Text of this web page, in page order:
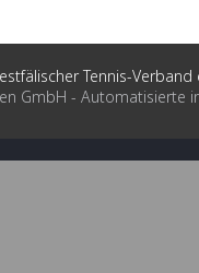
Tennis-Verband
GmbH - Automatisierte